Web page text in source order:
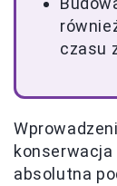
czasu
absolutna